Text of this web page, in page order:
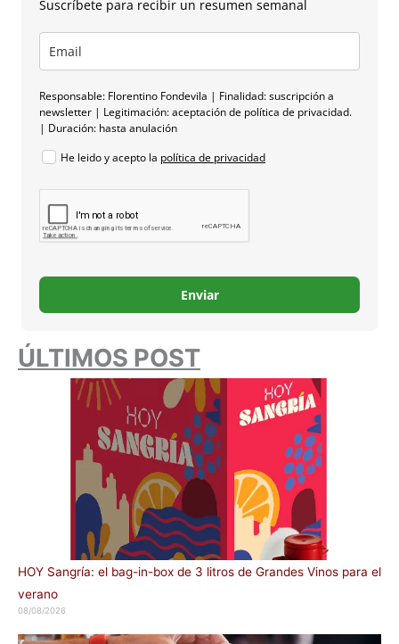
Suscríbete para recibir un resumen semanal
Responsable: Florentino Fondevila | Finalidad: suscripción a
newsletter | Legitimación: aceptación de política de privacidad.
| Duración: hasta anulación
He leido y acepto la política de privacidad
Enviar
ÚLTIMOS POST
HOY Sangría: el bag-in-box de 3 litros de Grandes Vinos para el
verano
08/08/2026